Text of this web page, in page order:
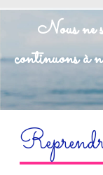
Nous ne
continuons à